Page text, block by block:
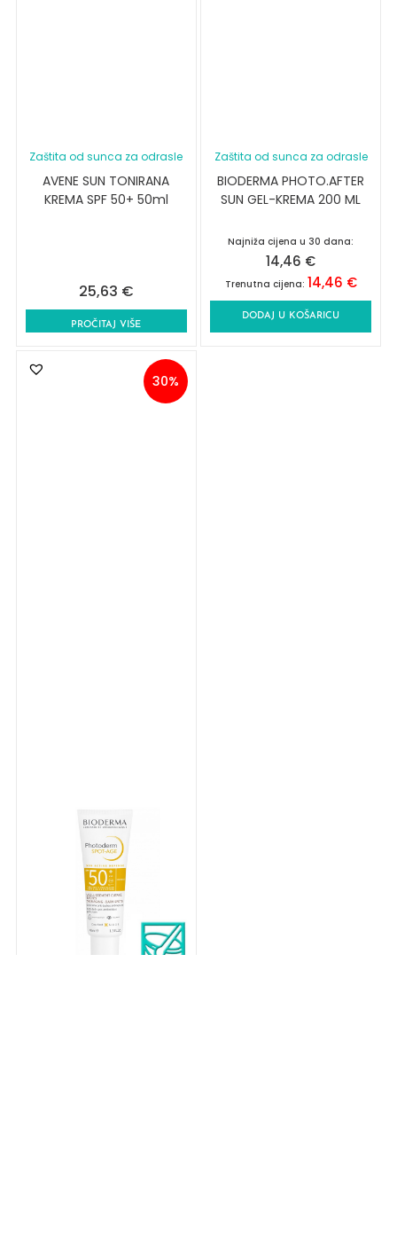
Zaštita od sunca za odrasle
AVENE SUN TONIRANA
KREMA SPF 50+ 50ml
25,63 €
PROČITAJ VIŠE
Zaštita od sunca za odrasle
BIODERMA PHOTO.AFTER
SUN GEL-KREMA 200 ML
Najniža cijena u 30 dana:
14,46 €
Trenutna cijena: 14,46 €
DODAJ U KOŠARICU
30%